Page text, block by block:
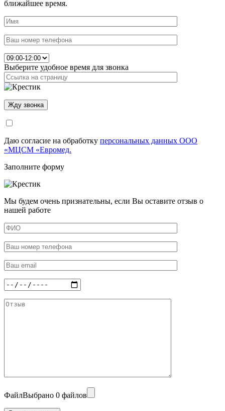
ближайшее время.
Выберите удобное время для звонка
Даю согласие на обработку персональных данных ООО
«МЦСМ «Евромед.
Заполните форму
Мы будем очень признательны, если Вы оставите отзыв о
нашей работе
ФайлВыбрано 0 файлов